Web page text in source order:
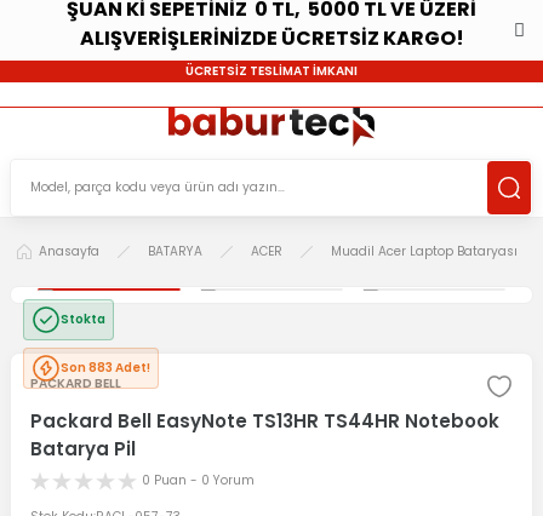
ŞUAN Kİ SEPETİNİZ 0 TL, 5000 TL VE ÜZERİ
ALIŞVERİŞLERİNİZDE ÜCRETSİZ KARGO!
ÜCRETSİZ TESLİMAT İMKANI
Anasayfa BATARYA ACER Muadil Acer Laptop Bataryası
Stokta
Son 883 Adet!
PACKARD BELL
Packard Bell EasyNote TS13HR TS44HR Notebook
Batarya Pil
0 Puan - 0 Yorum